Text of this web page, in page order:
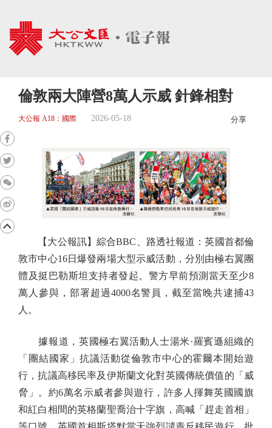
倫敦兩大陣營8萬人示威 針鋒相對
大公報 A18：國際 2026-05-18 分享
【大公報訊】綜合BBC、路透社報道：英國首都倫
敦市中心16日爆發兩場大型示威活動，分別由極右翼團
體及挺巴勒斯坦支持者發起。警方早前預測當天至少8
萬人參與，部署超過4000名警員，截至當晚共逮捕43
人。
據報道，英國極右翼活動人士湯米·羅賓遜組織的
「團結國家」抗議活動從倫敦市中心的霍爾本開始遊
行，抗議高移民率及伊斯蘭文化對英國傳統價值的「威
脅」。約6萬名示威者參與遊行，許多人揮舞英國國旗
和紅白相間的英格蘭聖喬治十字旗，高喊「趕走首相」